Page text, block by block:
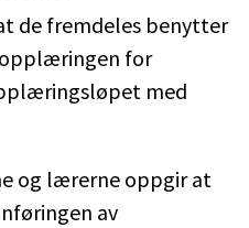
de fremdeles benytter
for
med
og lærerne oppgir at
av